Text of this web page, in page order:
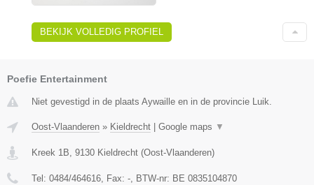
BEKIJK VOLLEDIG PROFIEL
Poefie Entertainment
Niet gevestigd in de plaats Aywaille en in de provincie Luik.
Oost-Vlaanderen » Kieldrecht Google maps ▼
Kreek 1B, 9130 Kieldrecht (Oost-Vlaanderen)
Tel: 0484/464616, Fax: -, BTW-nr: BE 0835104870